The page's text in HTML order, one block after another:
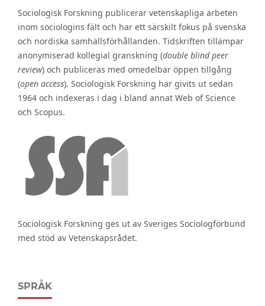
Sociologisk Forskning publicerar vetenskapliga arbeten
inom sociologins fält och har ett särskilt fokus på svenska
och nordiska samhällsförhållanden. Tidskriften tillämpar
anonymiserad kollegial granskning (double blind peer
review) och publiceras med omedelbar öppen tillgång
(open access). Sociologisk Forskning har givits ut sedan
1964 och indexeras i dag i bland annat Web of Science
och Scopus.
Sociologisk Forskning ges ut av Sveriges Sociologförbund
med stöd av Vetenskapsrådet.
SPRÅK